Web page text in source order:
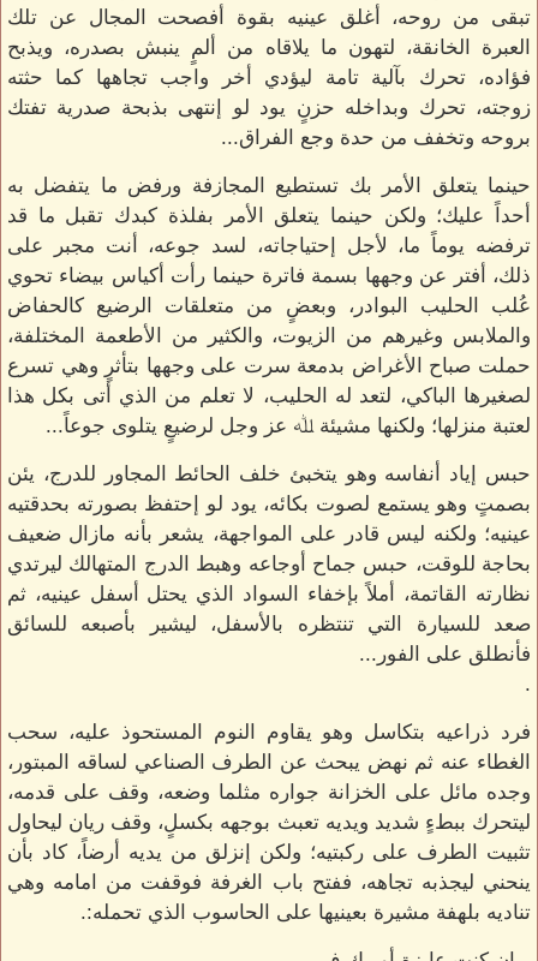
تبقى من روحه، أغلق عينيه بقوة أفصحت المجال عن تلك
العبرة الخانقة، لتهون ما يلاقاه من ألمٍ ينبش بصدره، ويذبح
فؤاده، تحرك بآلية تامة ليؤدي أخر واجب تجاهها كما حثته
زوجته، تحرك وبداخله حزنٍ يود لو إنتهى بذبحة صدرية تفتك
بروحه وتخفف من حدة وجع الفراق...
حينما يتعلق الأمر بك تستطيع المجازفة ورفض ما يتفضل به
أحداً عليك؛ ولكن حينما يتعلق الأمر بفلذة كبدك تقبل ما قد
ترفضه يوماً ما، لأجل إحتياجاته، لسد جوعه، أنت مجبر على
ذلك، أفتر عن وجهها بسمة فاترة حينما رأت أكياس بيضاء تحوي
عُلب الحليب البوادر، وبعضٍ من متعلقات الرضيع كالحفاض
والملابس وغيرهم من الزيوت، والكثير من الأطعمة المختلفة،
حملت صباح الأغراض بدمعة سرت على وجهها بتأثرٍ وهي تسرع
لصغيرها الباكي، لتعد له الحليب، لا تعلم من الذي أتى بكل هذا
لعتبة منزلها؛ ولكنها مشيئة ﷲ عز وجل لرضيعٍ يتلوى جوعاً...
حبس إياد أنفاسه وهو يتخبئ خلف الحائط المجاور للدرج، يئن
بصمتٍ وهو يستمع لصوت بكائه، يود لو إحتفظ بصورته بحدقتيه
عينيه؛ ولكنه ليس قادر على المواجهة، يشعر بأنه مازال ضعيف
بحاجة للوقت، حبس جماح أوجاعه وهبط الدرج المتهالك ليرتدي
نظارته القاتمة، أملاً بإخفاء السواد الذي يحتل أسفل عينيه، ثم
صعد للسيارة التي تنتظره بالأسفل، ليشير بأصبعه للسائق
فأنطلق على الفور...
.
فرد ذراعيه بتكاسل وهو يقاوم النوم المستحوذ عليه، سحب
الغطاء عنه ثم نهض يبحث عن الطرف الصناعي لساقه المبتور،
وجده مائل على الخزانة جواره مثلما وضعه، وقف على قدمه،
ليتحرك ببطءٍ شديد ويديه تعبث بوجهه بكسلٍ، وقف ريان ليحاول
تثبيت الطرف على ركبتيه؛ ولكن إنزلق من يديه أرضاً، كاد بأن
ينحني ليجذبه تجاهه، ففتح باب الغرفة فوقفت من امامه وهي
تناديه بلهفة مشيرة بعينيها على الحاسوب الذي تحمله:.